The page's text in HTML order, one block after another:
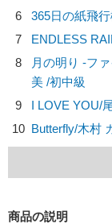
6
365日の紙飛
7
ENDLESS
8
月の明り -フ
美 /初中級
9
I LOVE YOU/
10 Butterfly/木村
商品の説明